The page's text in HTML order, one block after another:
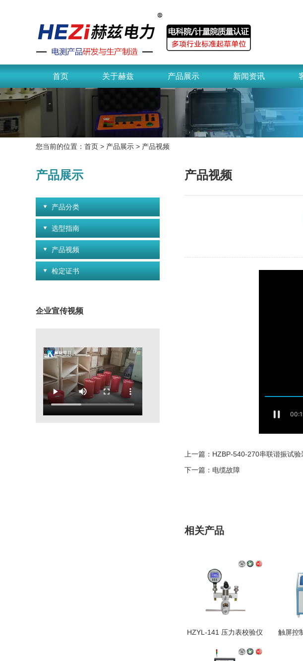
首页 关于赫兹 产品展示 新闻资讯
您当前的位置： 首页 > 产品展示 > 产品视频
产品展示
产品分类
选型指南
产品视频
检定证书
企业宣传视频
产品视频
上一篇： HZBP-540-270串联谐振试验
下一篇： 电缆故障
相关产品
HZYL-141 压力表校验仪 触屏控